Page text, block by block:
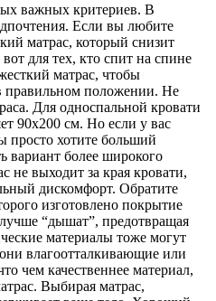
важных критериев. В
Если вы любите
матрас, который снизит
для тех, кто спит на спине
матрас, чтобы
правильном положении. Не
Для односпальной кровати
90х200 см. Но если у вас
просто хотите больший
вариант более широкого
не выходит за края кровати,
дискомфорт. Обратите
изготовлено покрытие
“дышат”, предотвращая
материалы тоже могут
влагоотталкивающие или
чем качественнее материал,
Выбирая матрас,